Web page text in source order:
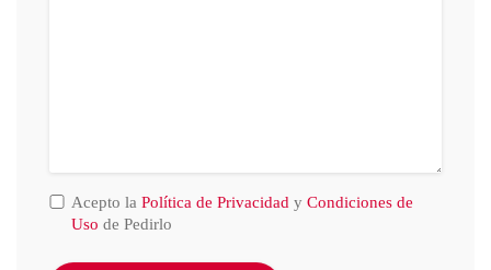
Acepto la Política de Privacidad y Condiciones de
Uso de Pedirlo